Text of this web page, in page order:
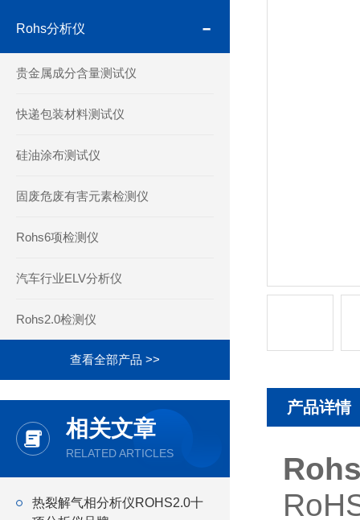
Rohs分析仪
贵金属成分含量测试仪
快递包装材料测试仪
硅油涂布测试仪
固废危废有害元素检测仪
Rohs6项检测仪
汽车行业ELV分析仪
Rohs2.0检测仪
查看全部产品 >>
相关文章
RELATED ARTICLES
热裂解气相分析仪ROHS2.0十
产品详情